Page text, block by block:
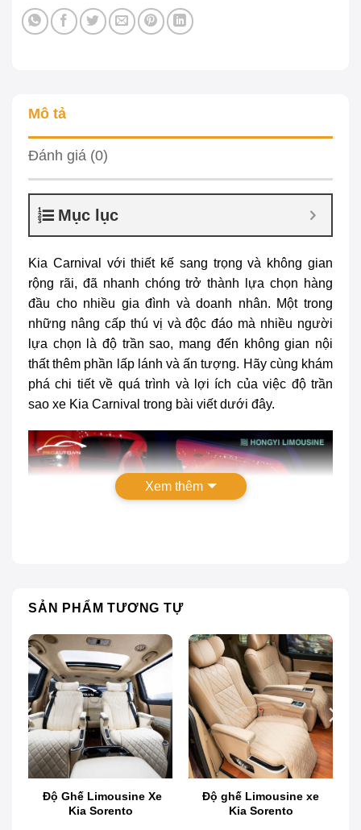
Mô tả
Đánh giá (0)
Mục lục
Kia Carnival với thiết kế sang trọng và không gian
rộng rãi, đã nhanh chóng trở thành lựa chọn hàng
đầu cho nhiều gia đình và doanh nhân. Một trong
những nâng cấp thú vị và độc đáo mà nhiều người
lựa chọn là độ trần sao, mang đến không gian nội
thất thêm phần lấp lánh và ấn tượng. Hãy cùng khám
phá chi tiết về quá trình và lợi ích của việc độ trần
sao xe Kia Carnival trong bài viết dưới đây.
Độ trần sao xe Kia Carnival mang đến không gian ấn
tượng
Độ trần sao xe Kia Carnival là gì?
Độ trần sao xe Kia Carnival là một dịch vụ nâng cấp
nội thất độc đáo, giúp biến không gian bên trong xe
trở nên ấn tượng và sang trọng hơn. Dịch vụ này sử
dụng công nghệ trang trí bằng sợi quang, cho phép
Xem thêm
SẢN PHẨM TƯƠNG TỰ
Độ Ghế Limousine Xe
Kia Sorento
Độ ghế Limousine xe
Kia Sorento